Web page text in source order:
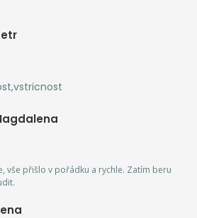
vše přišlo v pořádku a rychle. Zatím beru